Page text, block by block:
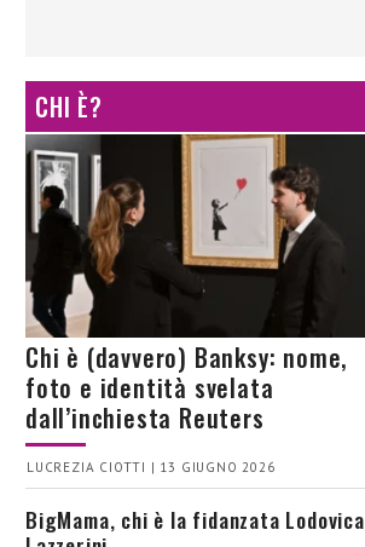
CHI È?
Chi è (davvero) Banksy: nome,
foto e identità svelata
dall’inchiesta Reuters
LUCREZIA CIOTTI | 13 GIUGNO 2026
BigMama, chi è la fidanzata Lodovica